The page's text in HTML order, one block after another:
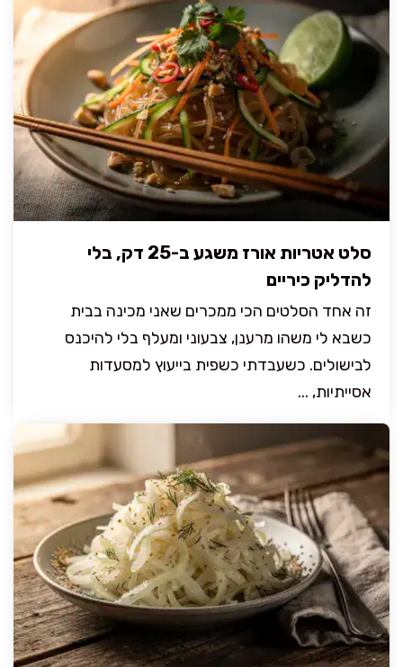
סלט אטריות אורז משגע ב-25 דק, בלי
להדליק כיריים
זה אחד הסלטים הכי ממכרים שאני מכינה בבית
כשבא לי משהו מרענן, צבעוני ומעלף בלי להיכנס
לבישולים. כשעבדתי כשפית בייעוץ למסעדות
אסייתיות, ...